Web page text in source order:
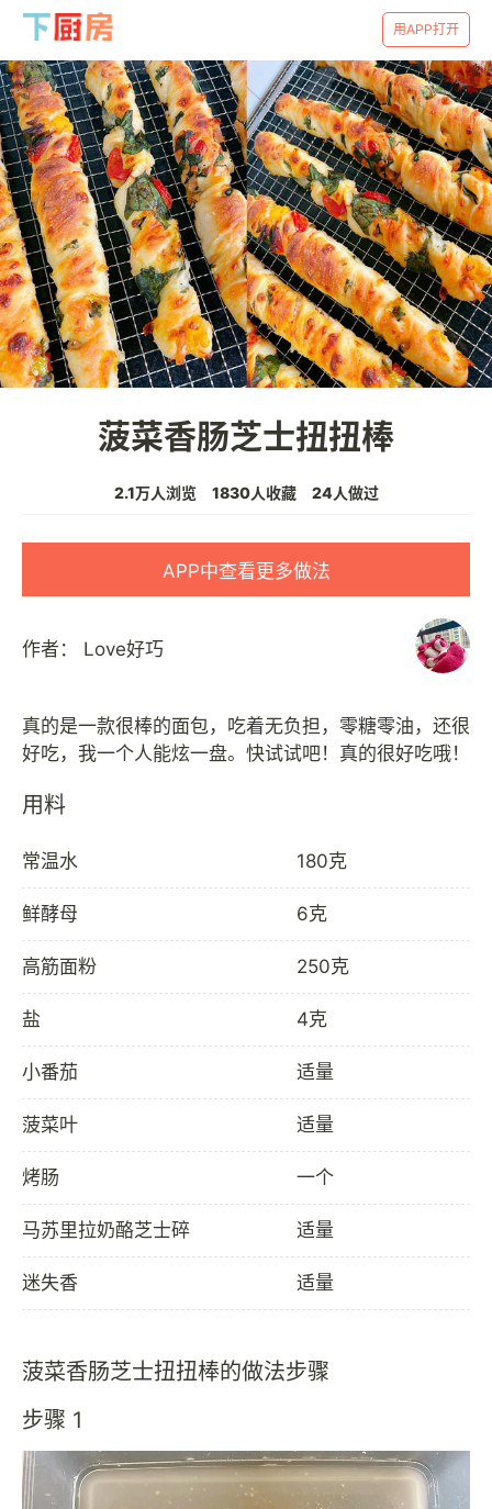
用APP打开
菠菜香肠芝士扭扭棒
2.1万人浏览 1830人收藏 24人做过
APP中查看更多做法
作者： Love好巧
真的是一款很棒的面包，吃着无负担，零糖零油，还很
用料
常温水 180克
鲜酵母 6克
高筋面粉 250克
盐 4克
小番茄 适量
菠菜叶 适量
烤肠 一个
马苏里拉奶酪芝士碎 适量
迷失香 适量
菠菜香肠芝士扭扭棒的做法步骤
步骤 1